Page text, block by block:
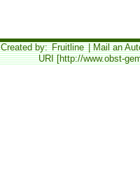
Created by:Fruitline| Mail an
URI [http://www.obst-